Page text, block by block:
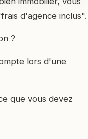
d'agence inclus".
?
lors d'une
que vous devez